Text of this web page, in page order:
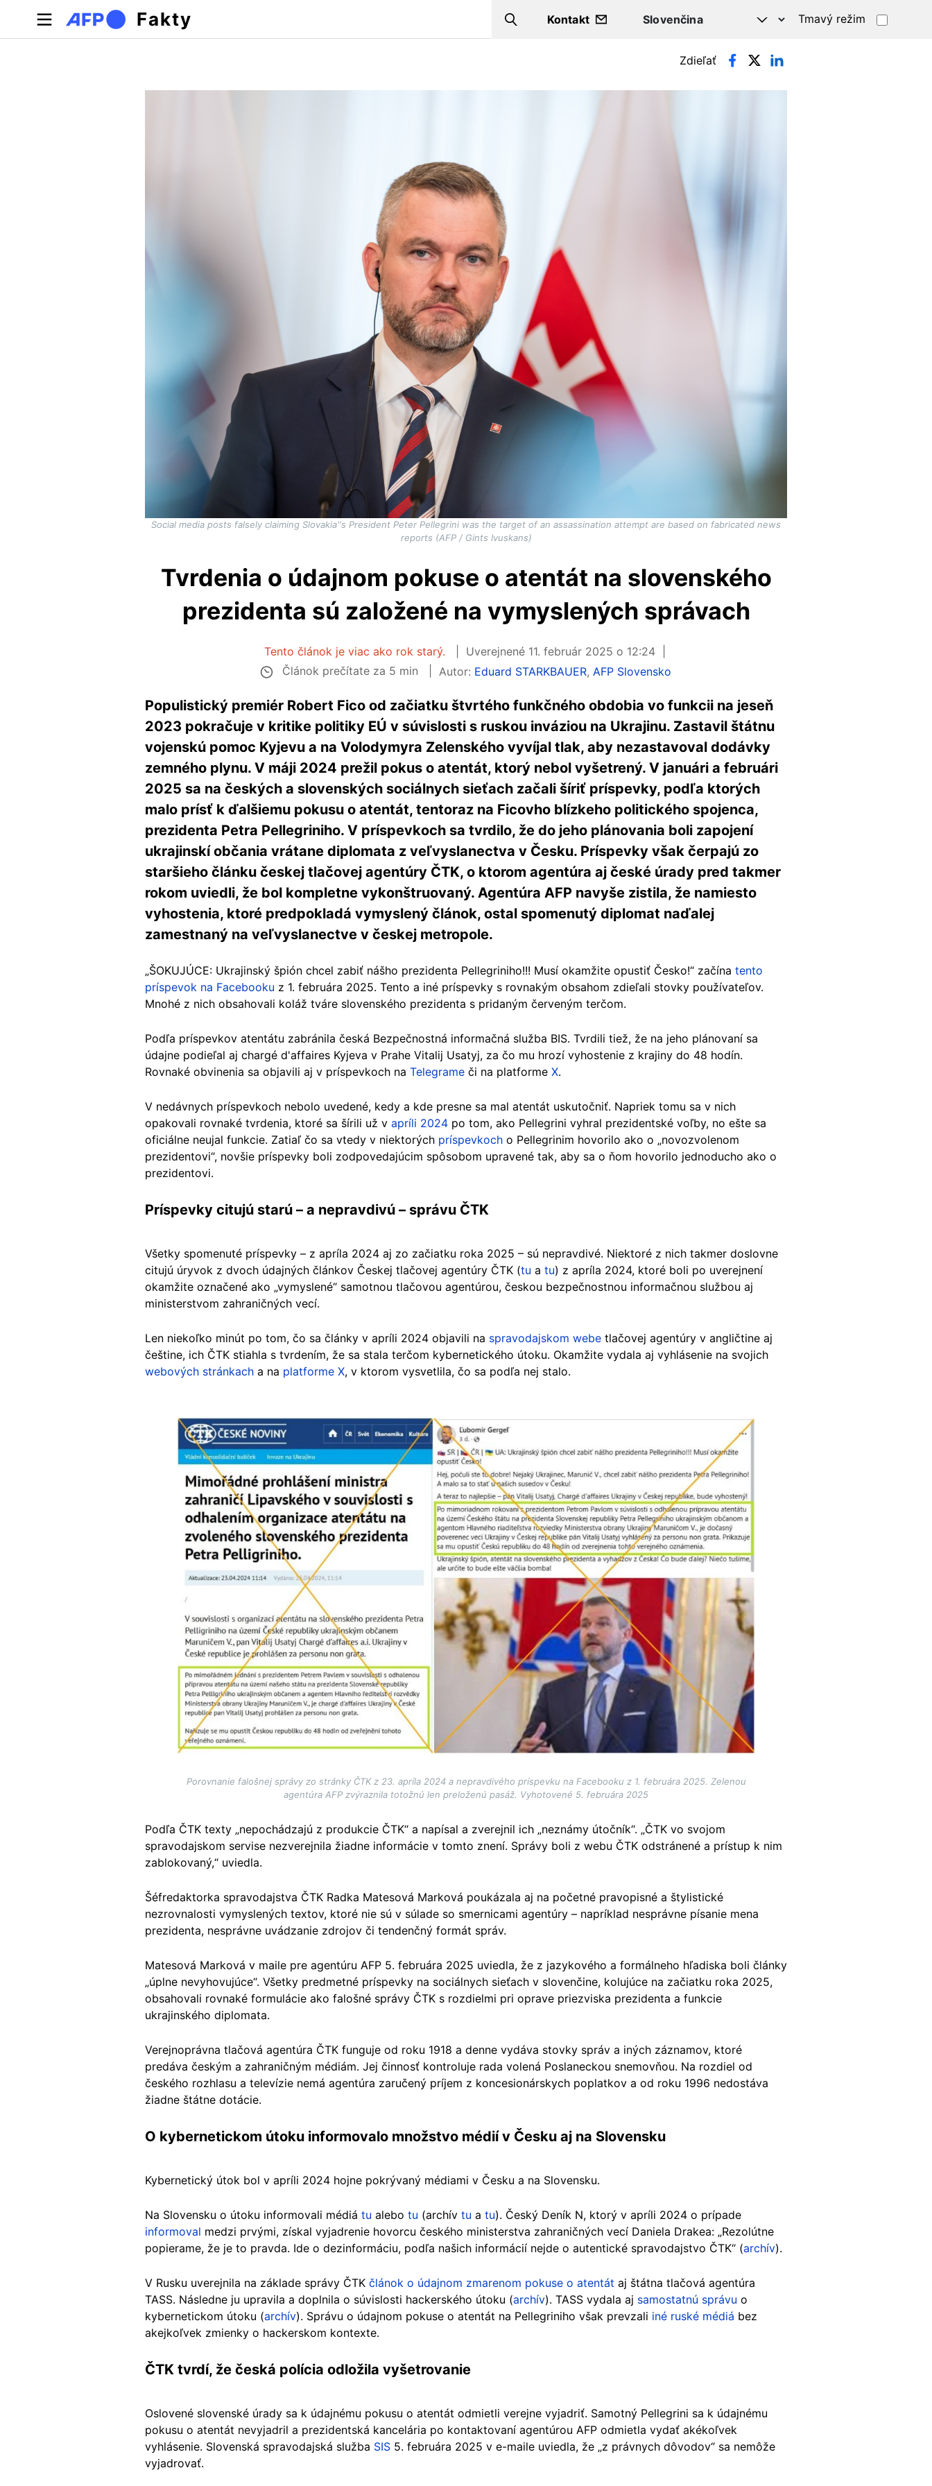
Skočiť na hlavný obsah
Fakty Search
Kontakt Tmavý režim
Primárne karty Zdieľať
Social media posts falsely claiming Slovakia''s President Peter Pellegrini was the target of an assassination attempt are based on fabricated news
reports (AFP / Gints Ivuskans)
Tvrdenia o údajnom pokuse o atentát na slovenského
prezidenta sú založené na vymyslených správach
Tento článok je viac ako rok starý. Uverejnené 11. február 2025 o 12:24
Článok prečítate za 5 min
Autor: Eduard STARKBAUER, AFP Slovensko
Populistický premiér Robert Fico od začiatku štvrtého funkčného obdobia vo funkcii na jeseň
2023 pokračuje v kritike politiky EÚ v súvislosti s ruskou inváziou na Ukrajinu. Zastavil štátnu
vojenskú pomoc Kyjevu a na Volodymyra Zelenského vyvíjal tlak, aby nezastavoval dodávky
zemného plynu. V máji 2024 prežil pokus o atentát, ktorý nebol vyšetrený. V januári a februári
2025 sa na českých a slovenských sociálnych sieťach začali šíriť príspevky, podľa ktorých
malo prísť k ďalšiemu pokusu o atentát, tentoraz na Ficovho blízkeho politického spojenca,
prezidenta Petra Pellegriniho. V príspevkoch sa tvrdilo, že do jeho plánovania boli zapojení
ukrajinskí občania vrátane diplomata z veľvyslanectva v Česku. Príspevky však čerpajú zo
staršieho článku českej tlačovej agentúry ČTK, o ktorom agentúra aj české úrady pred takmer
rokom uviedli, že bol kompletne vykonštruovaný. Agentúra AFP navyše zistila, že namiesto
vyhostenia, ktoré predpokladá vymyslený článok, ostal spomenutý diplomat naďalej
zamestnaný na veľvyslanectve v českej metropole.
„ŠOKUJÚCE: Ukrajinský špión chcel zabiť nášho prezidenta Pellegriniho!!! Musí okamžite opustiť Česko!“ začína tento
príspevok na Facebooku z 1. februára 2025. Tento a iné príspevky s rovnakým obsahom zdieľali stovky používateľov.
Mnohé z nich obsahovali koláž tváre slovenského prezidenta s pridaným červeným terčom.
Podľa príspevkov atentátu zabránila česká Bezpečnostná informačná služba BIS. Tvrdili tiež, že na jeho plánovaní sa
údajne podieľal aj chargé d'affaires Kyjeva v Prahe Vitalij Usatyj, za čo mu hrozí vyhostenie z krajiny do 48 hodín.
Rovnaké obvinenia sa objavili aj v príspevkoch na Telegrame či na platforme X.
V nedávnych príspevkoch nebolo uvedené, kedy a kde presne sa mal atentát uskutočniť. Napriek tomu sa v nich
opakovali rovnaké tvrdenia, ktoré sa šírili už v apríli 2024 po tom, ako Pellegrini vyhral prezidentské voľby, no ešte sa
oficiálne neujal funkcie. Zatiaľ čo sa vtedy v niektorých príspevkoch o Pellegrinim hovorilo ako o „novozvolenom
prezidentovi“, novšie príspevky boli zodpovedajúcim spôsobom upravené tak, aby sa o ňom hovorilo jednoducho ako o
prezidentovi.
Príspevky citujú starú – a nepravdivú – správu ČTK
Všetky spomenuté príspevky – z apríla 2024 aj zo začiatku roka 2025 – sú nepravdivé. Niektoré z nich takmer doslovne
citujú úryvok z dvoch údajných článkov Českej tlačovej agentúry ČTK (tu a tu) z apríla 2024, ktoré boli po uverejnení
okamžite označené ako „vymyslené“ samotnou tlačovou agentúrou, českou bezpečnostnou informačnou službou aj
ministerstvom zahraničných vecí.
Len niekoľko minút po tom, čo sa články v apríli 2024 objavili na spravodajskom webe tlačovej agentúry v angličtine aj
češtine, ich ČTK stiahla s tvrdením, že sa stala terčom kybernetického útoku. Okamžite vydala aj vyhlásenie na svojich
webových stránkach a na platforme X, v ktorom vysvetlila, čo sa podľa nej stalo.
Porovnanie falošnej správy zo stránky ČTK z 23. apríla 2024 a nepravdivého príspevku na Facebooku z 1. februára 2025. Zelenou
agentúra AFP zvýraznila totožnú len preloženú pasáž. Vyhotovené 5. februára 2025
Podľa ČTK texty „nepochádzajú z produkcie ČTK“ a napísal a zverejnil ich „neznámy útočník“. „ČTK vo svojom
spravodajskom servise nezverejnila žiadne informácie v tomto znení. Správy boli z webu ČTK odstránené a prístup k nim
zablokovaný,“ uviedla.
Šéfredaktorka spravodajstva ČTK Radka Matesová Marková poukázala aj na početné pravopisné a štylistické
nezrovnalosti vymyslených textov, ktoré nie sú v súlade so smernicami agentúry – napríklad nesprávne písanie mena
prezidenta, nesprávne uvádzanie zdrojov či tendenčný formát správ.
Matesová Marková v maile pre agentúru AFP 5. februára 2025 uviedla, že z jazykového a formálneho hľadiska boli články
„úplne nevyhovujúce“. Všetky predmetné príspevky na sociálnych sieťach v slovenčine, kolujúce na začiatku roka 2025,
obsahovali rovnaké formulácie ako falošné správy ČTK s rozdielmi pri oprave priezviska prezidenta a funkcie
ukrajinského diplomata.
Verejnoprávna tlačová agentúra ČTK funguje od roku 1918 a denne vydáva stovky správ a iných záznamov, ktoré
predáva českým a zahraničným médiám. Jej činnosť kontroluje rada volená Poslaneckou snemovňou. Na rozdiel od
českého rozhlasu a televízie nemá agentúra zaručený príjem z koncesionárskych poplatkov a od roku 1996 nedostáva
žiadne štátne dotácie.
O kybernetickom útoku informovalo množstvo médií v Česku aj na Slovensku
Kybernetický útok bol v apríli 2024 hojne pokrývaný médiami v Česku a na Slovensku.
Na Slovensku o útoku informovali médiá tu alebo tu (archív tu a tu). Český Deník N, ktorý v apríli 2024 o prípade
informoval medzi prvými, získal vyjadrenie hovorcu českého ministerstva zahraničných vecí Daniela Drakea: „Rezolútne
popierame, že je to pravda. Ide o dezinformáciu, podľa našich informácií nejde o autentické spravodajstvo ČTK“ (archív).
V Rusku uverejnila na základe správy ČTK článok o údajnom zmarenom pokuse o atentát aj štátna tlačová agentúra
TASS. Následne ju upravila a doplnila o súvislosti hackerského útoku (archív). TASS vydala aj samostatnú správu o
kybernetickom útoku (archív). Správu o údajnom pokuse o atentát na Pellegriniho však prevzali iné ruské médiá bez
akejkoľvek zmienky o hackerskom kontexte.
ČTK tvrdí, že česká polícia odložila vyšetrovanie
Oslovené slovenské úrady sa k údajnému pokusu o atentát odmietli verejne vyjadriť. Samotný Pellegrini sa k údajnému
pokusu o atentát nevyjadril a prezidentská kancelária po kontaktovaní agentúrou AFP odmietla vydať akékoľvek
vyhlásenie. Slovenská spravodajská služba SIS 5. februára 2025 v e-maile uviedla, že „z právnych dôvodov“ sa nemôže
vyjadrovať.